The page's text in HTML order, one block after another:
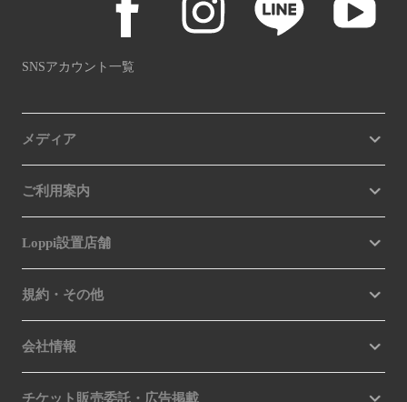
SNSアカウント一覧
メディア
ご利用案内
Loppi設置店舗
規約・その他
会社情報
チケット販売委託・広告掲載